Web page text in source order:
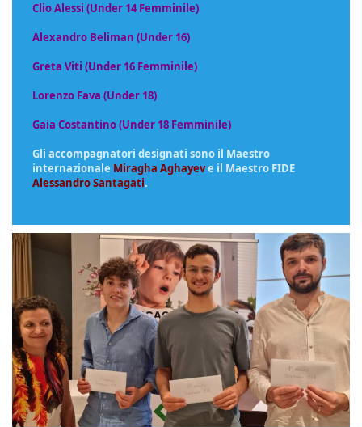
Clio Alessi (Under 14 Femminile)
Alexandro Beliman (Under 16)
Greta Viti (Under 16 Femminile)
Lorenzo Fava (Under 18)
Gaia Costantino (Under 18 Femminile)
Gli accompagnatori designati sono il Maestro
internazionale Miragha Aghayeve il Maestro FIDE
Alessandro Santagati.